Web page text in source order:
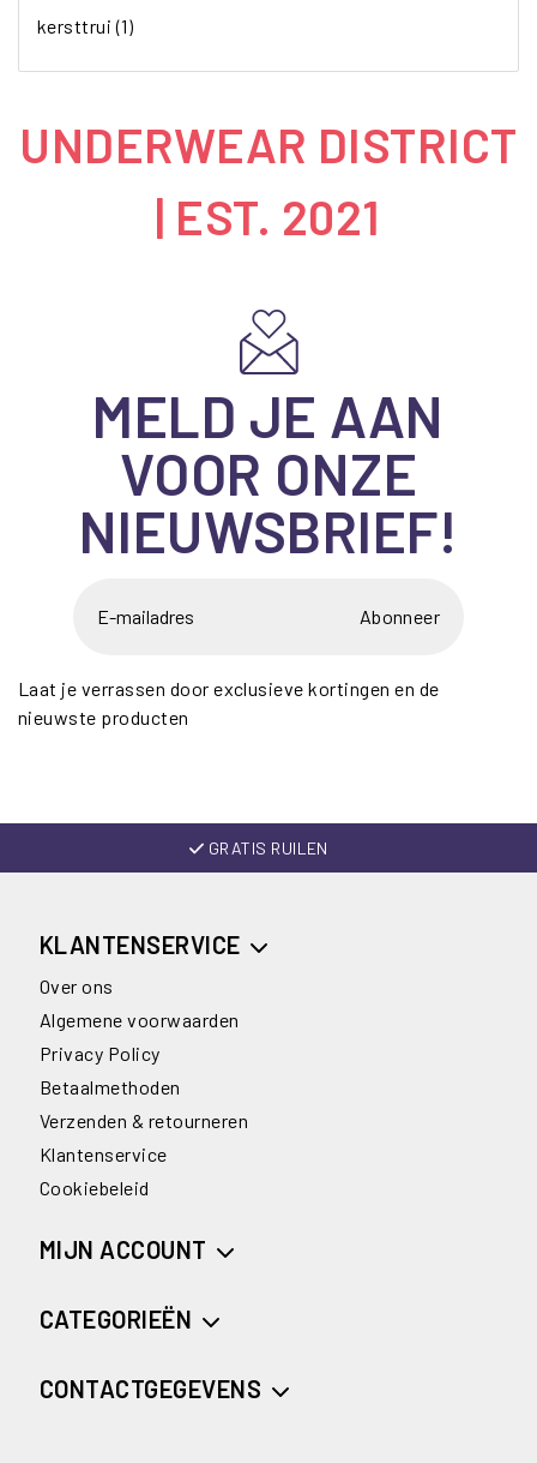
kersttrui(1)
UNDERWEAR DISTRICT
| EST. 2021
MELD JE AAN
VOOR ONZE
NIEUWSBRIEF!
Abonneer
Laat je verrassen door exclusieve kortingen en de
nieuwste producten
GRATIS RUILEN
KLANTENSERVICE
Over ons
Algemene voorwaarden
Privacy Policy
Betaalmethoden
Verzenden & retourneren
Klantenservice
Cookiebeleid
MIJN ACCOUNT
CATEGORIEËN
CONTACTGEGEVENS